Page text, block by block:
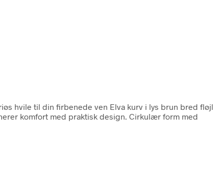
hvile til din firbenede ven Elva kurv i lys brun bred fløjl
komfort med praktisk design. Cirkulær form med